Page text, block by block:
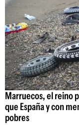
Marruecos, el reino
que España y con
pobres